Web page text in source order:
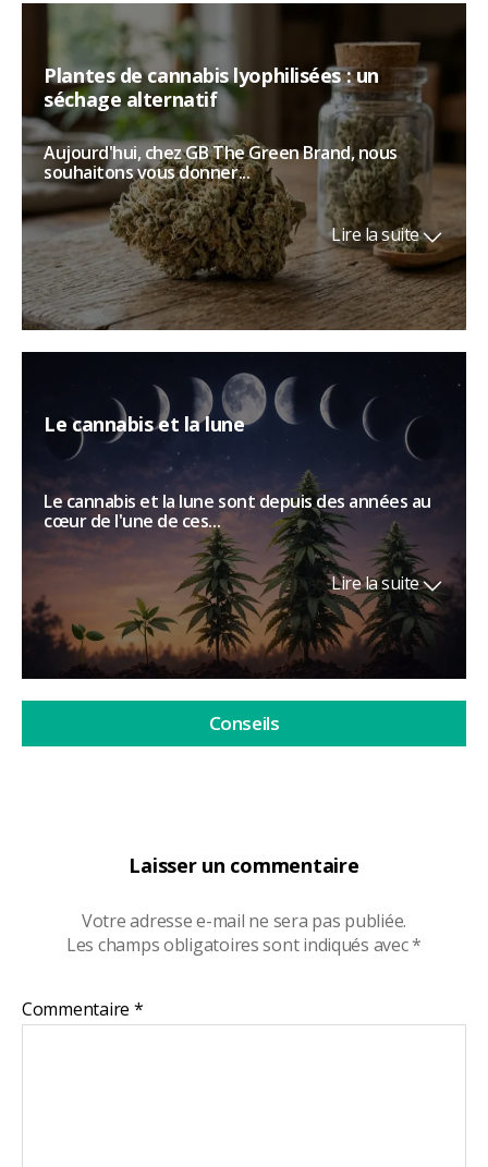
Laisser un commentaire
Votre adresse e-mail ne sera pas publiée.
Les champs obligatoires sont indiqués avec*
Commentaire *
Plantes de cannabis lyophilisées : un
séchage alternatif
Aujourd'hui, chez GB The Green Brand, nous
souhaitons vous donner...
Lire la suite
Le cannabis et la lune
Le cannabis et la lune sont depuis des années au
cœur de l'une de ces...
Lire la suite
Conseils